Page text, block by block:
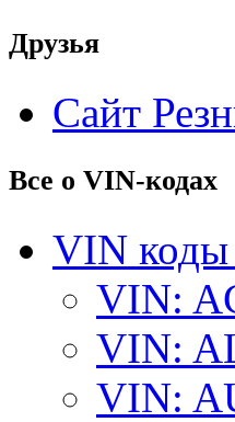
Друзья
Сайт
Все о VIN-кодах
VIN коды
VIN:
VIN:
VIN: